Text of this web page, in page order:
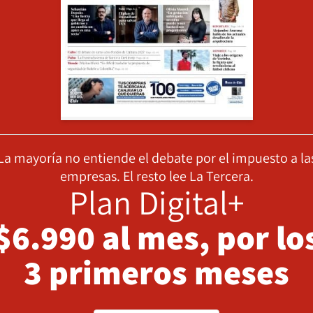
mayoría no entiende el debate por el impuesto a
empresas. El resto lee La Tercera.
Plan Digital+
al mes, por
3 primeros meses